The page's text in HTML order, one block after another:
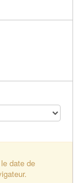
date de